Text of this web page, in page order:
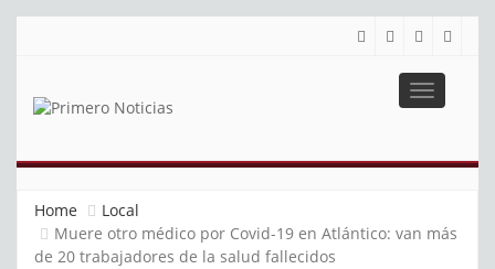
Toggle
Home
Local
Muere otro médico por Covid-19 en Atlántico: van más
de 20 trabajadores de la salud fallecidos